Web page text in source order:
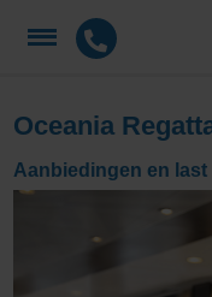
Oceania
Aanbiedingen en last